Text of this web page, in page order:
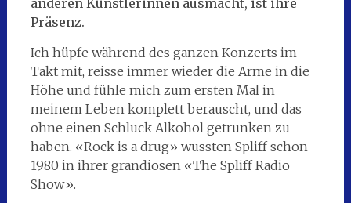
anderen Künstlerinnen ausmacht, ist ihre
Präsenz.
Ich hüpfe während des ganzen Konzerts im
Takt mit, reisse immer wieder die Arme in die
Höhe und fühle mich zum ersten Mal in
meinem Leben komplett berauscht, und das
ohne einen Schluck Alkohol getrunken zu
haben. «Rock is a drug» wussten Spliff schon
1980 in ihrer grandiosen «The Spliff Radio
Show».